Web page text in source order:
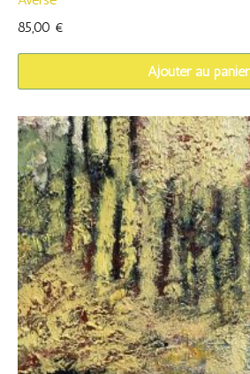
85,00 €
Ajouter au panier